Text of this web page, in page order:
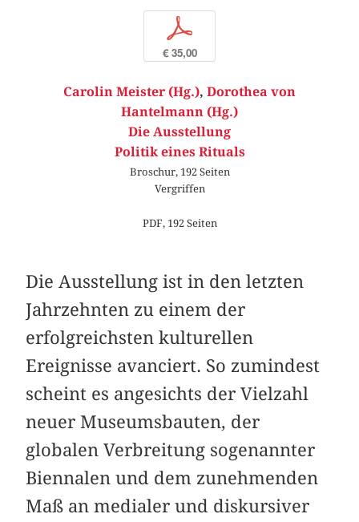
p
€ 35,00
Carolin Meister (Hg.), Dorothea von
Hantelmann (Hg.)
Die Ausstellung
Politik eines Rituals
Broschur, 192 Seiten
Vergriffen
PDF, 192 Seiten
Die Ausstellung ist in den letzten
Jahrzehnten zu einem der
erfolgreichsten kulturellen
Ereignisse avanciert. So zumindest
scheint es angesichts der Vielzahl
neuer Museumsbauten, der
globalen Verbreitung sogenannter
Biennalen und dem zunehmenden
Maß an medialer und diskursiver